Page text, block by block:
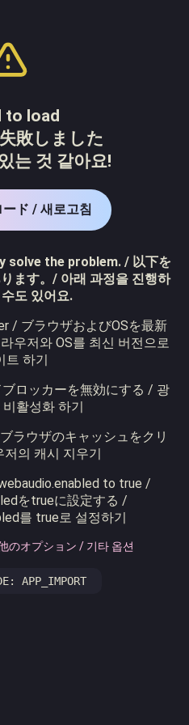
to load
敗しました
는 것 같아요!
ド / 새로고침
solve the problem. / 以下を
ます。/ 아래 과정을 진행하
도 있어요.
/ ブラウザおよびOSを最新
우저와 OS를 최신 버전으로
트 하기
ロッカーを無効にする / 광
활성화 하기
ラウザのキャッシュをクリ
의 캐시 지우기
to true /
をtrueに設定する /
를 true로 설정하기
のオプション / 기타 옵션
APP_IMPORT